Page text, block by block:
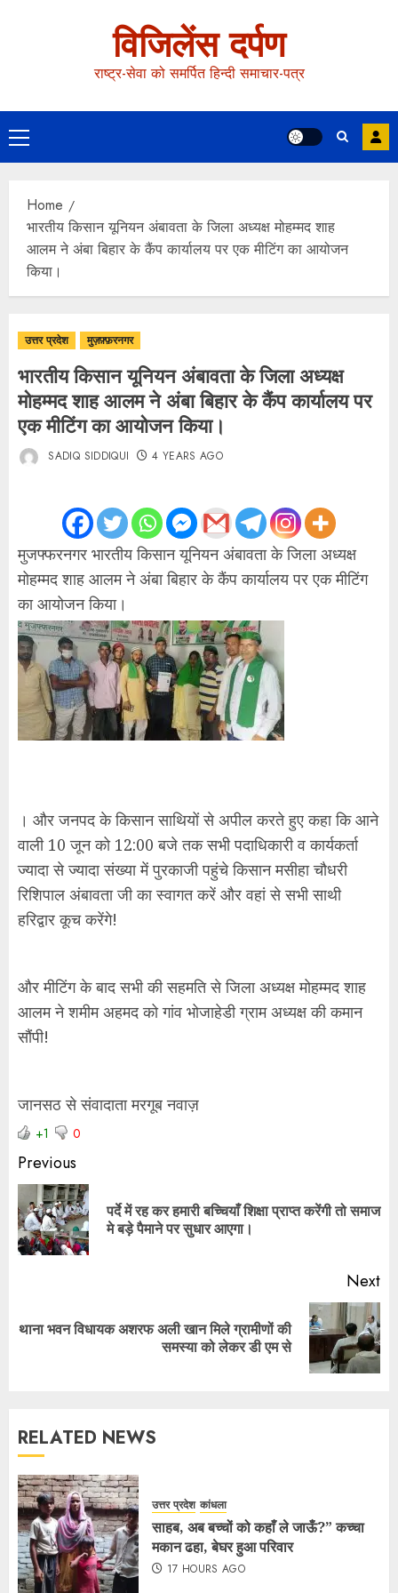
विजिलेंस दर्पण
राष्ट्र-सेवा को समर्पित हिन्दी समाचार-पत्र
Home
भारतीय किसान यूनियन अंबावता के जिला अध्यक्ष मोहम्मद शाह
आलम ने अंबा बिहार के कैंप कार्यालय पर एक मीटिंग का आयोजन
किया।
उत्तर प्रदेश मुज़फ़्फ़रनगर
भारतीय किसान यूनियन अंबावता के जिला अध्यक्ष
मोहम्मद शाह आलम ने अंबा बिहार के कैंप कार्यालय पर
एक मीटिंग का आयोजन किया।
SADIQ SIDDIQUI 4 YEARS AGO
मुजफ्फरनगर भारतीय किसान यूनियन अंबावता के जिला अध्यक्ष
मोहम्मद शाह आलम ने अंबा बिहार के कैंप कार्यालय पर एक मीटिंग
का आयोजन किया।
‌। और जनपद के किसान साथियों से अपील करते हुए कहा कि आने
वाली 10 जून को 12:00 बजे तक सभी पदाधिकारी व कार्यकर्ता
ज्यादा से ज्यादा संख्या में पुरकाजी पहुंचे किसान मसीहा चौधरी
रिशिपाल अंबावता जी का स्वागत करें और वहां से सभी साथी
हरिद्वार कूच करेंगे!
और मीटिंग के बाद सभी की सहमति से जिला अध्यक्ष मोहम्मद शाह
आलम ने शमीम अहमद को गांव भोजाहेडी ग्राम अध्यक्ष की कमान
सौंपी!
जानसठ से संवादाता मरगूब नवाज़
+1 0
Previous
पर्दे में रह कर हमारी बच्चियाँ शिक्षा प्राप्त करेंगी तो समाज
मे बड़े पैमाने पर सुधार आएगा।
Next
थाना भवन विधायक अशरफ अली खान मिले ग्रामीणों की
समस्या को लेकर डी एम से
RELATED NEWS
उत्तर प्रदेश कांधला
साहब, अब बच्चों को कहाँ ले जाऊँ?” कच्चा
मकान ढहा, बेघर हुआ परिवार
17 HOURS AGO